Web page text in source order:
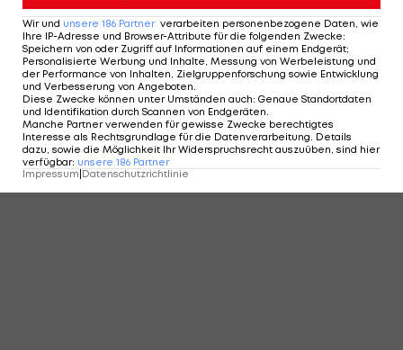
2 VON 23
KOMMENTARE
Wir und unsere 186 Partner verarbeiten personenbezogene Daten, wie
Ihre IP-Adresse und Browser-Attribute für die folgenden Zwecke:
Speichern von oder Zugriff auf Informationen auf einem Endgerät;
Personalisierte Werbung und Inhalte, Messung von Werbeleistung und
der Performance von Inhalten, Zielgruppenforschung sowie Entwicklung
und Verbesserung von Angeboten.
Diese Zwecke können unter Umständen auch: Genaue Standortdaten
und Identifikation durch Scannen von Endgeräten.
Manche Partner verwenden für gewisse Zwecke berechtigtes
Interesse als Rechtsgrundlage für die Datenverarbeitung. Details
dazu, sowie die Möglichkeit Ihr Widerspruchsrecht auszuüben, sind hier
verfügbar: unsere 186 Partner
Impressum Datenschutzrichtlinie